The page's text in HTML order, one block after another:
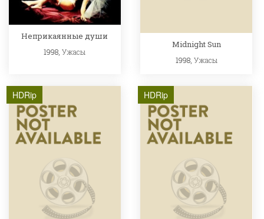
Неприкаянные души
1998,Ужасы
Midnight Sun
1998, Ужасы
HDRip HDRip